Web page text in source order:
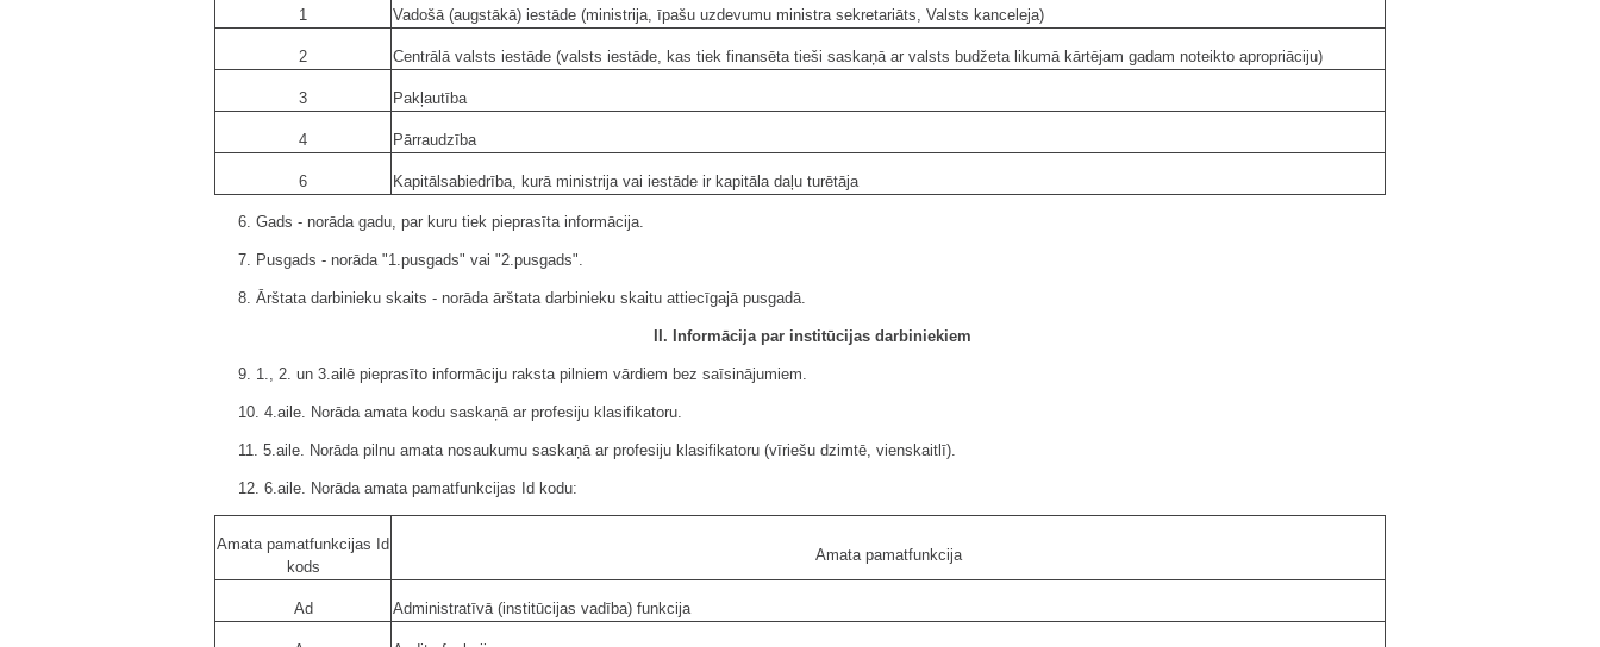
1 Vadošā (augstākā) iestāde (ministrija, īpašu uzdevumu ministra sekretariāts, Valsts kanceleja)
2 Centrālā valsts iestāde (valsts iestāde, kas tiek finansēta tieši saskaņā ar valsts budžeta likumā kārtējam gadam noteikto apropriāciju)
3 Pakļautība
4 Pārraudzība
6 Kapitālsabiedrība, kurā ministrija vai iestāde ir kapitāla daļu turētāja
6. Gads - norāda gadu, par kuru tiek pieprasīta informācija.
7. Pusgads - norāda "1.pusgads" vai "2.pusgads".
8. Ārštata darbinieku skaits - norāda ārštata darbinieku skaitu attiecīgajā pusgadā.
II. Informācija par institūcijas darbiniekiem
9. 1., 2. un 3.ailē pieprasīto informāciju raksta pilniem vārdiem bez saīsinājumiem.
10. 4.aile. Norāda amata kodu saskaņā ar profesiju klasifikatoru.
11. 5.aile. Norāda pilnu amata nosaukumu saskaņā ar profesiju klasifikatoru (vīriešu dzimtē, vienskaitlī).
12. 6.aile. Norāda amata pamatfunkcijas Id kodu:
Amata pamatfunkcijas Id
kods
Amata pamatfunkcija
Ad Administratīvā (institūcijas vadība) funkcija